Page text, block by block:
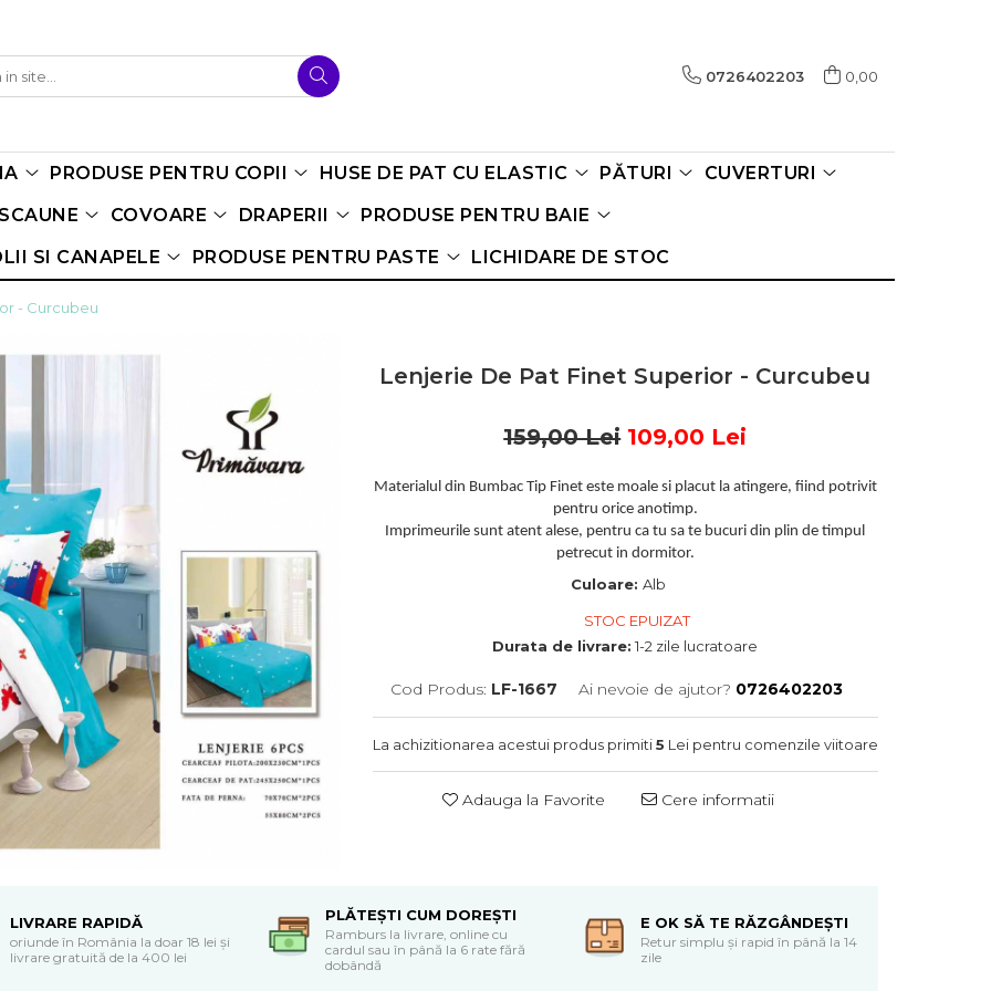
0726402203 0,00
PRODUSE PENTRU COPII HUSE DE PAT CU ELASTIC PĂTURI
CUVERTURI
COVOARE DRAPERII
PRODUSE PENTRU BAIE
SI CANAPELE PRODUSE PENTRU PASTE LICHIDARE DE STOC
- Curcubeu
Lenjerie De Pat Finet Superior - Curcubeu
159,00 Lei 109,00 Lei
Materialul din Bumbac Tip Finet este moale si placut la atingere, fiind potrivit
pentru orice anotimp.
Imprimeurile sunt atent alese, pentru ca tu sa te bucuri din plin de timpul
petrecut in dormitor.
Culoare: Alb
STOC EPUIZAT
Durata de livrare: 1-2 zile lucratoare
Cod Produs: LF-1667 Ai nevoie de ajutor? 0726402203
La achizitionarea acestui produs primiti5 Lei pentru comenzile viitoare
Adauga la Favorite Cere informatii
LIVRARE RAPIDĂ
oriunde în România la doar 18 lei și
livrare gratuită de la 400 lei
PLĂTEȘTI CUM DOREȘTI
Ramburs la livrare, online cu
cardul sau în până la 6 rate fără
dobândă
E OK SĂ TE RĂZGÂNDEȘTI
Retur simplu și rapid în până la 14
zile